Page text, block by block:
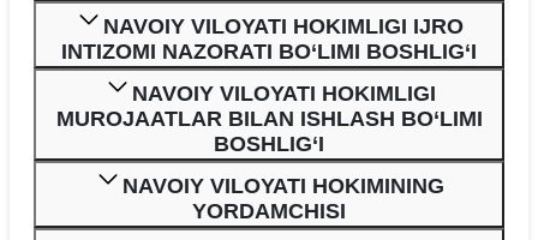
NAVOIY VILOYATI HOKIMLIGI IJRO
INTIZOMI NAZORATI BO‘LIMI BOSHLIG‘I
NAVOIY VILOYATI HOKIMLIGI
MUROJAATLAR BILAN ISHLASH BO‘LIMI
BOSHLIG‘I
NAVOIY VILOYATI HOKIMINING
YORDAMCHISI